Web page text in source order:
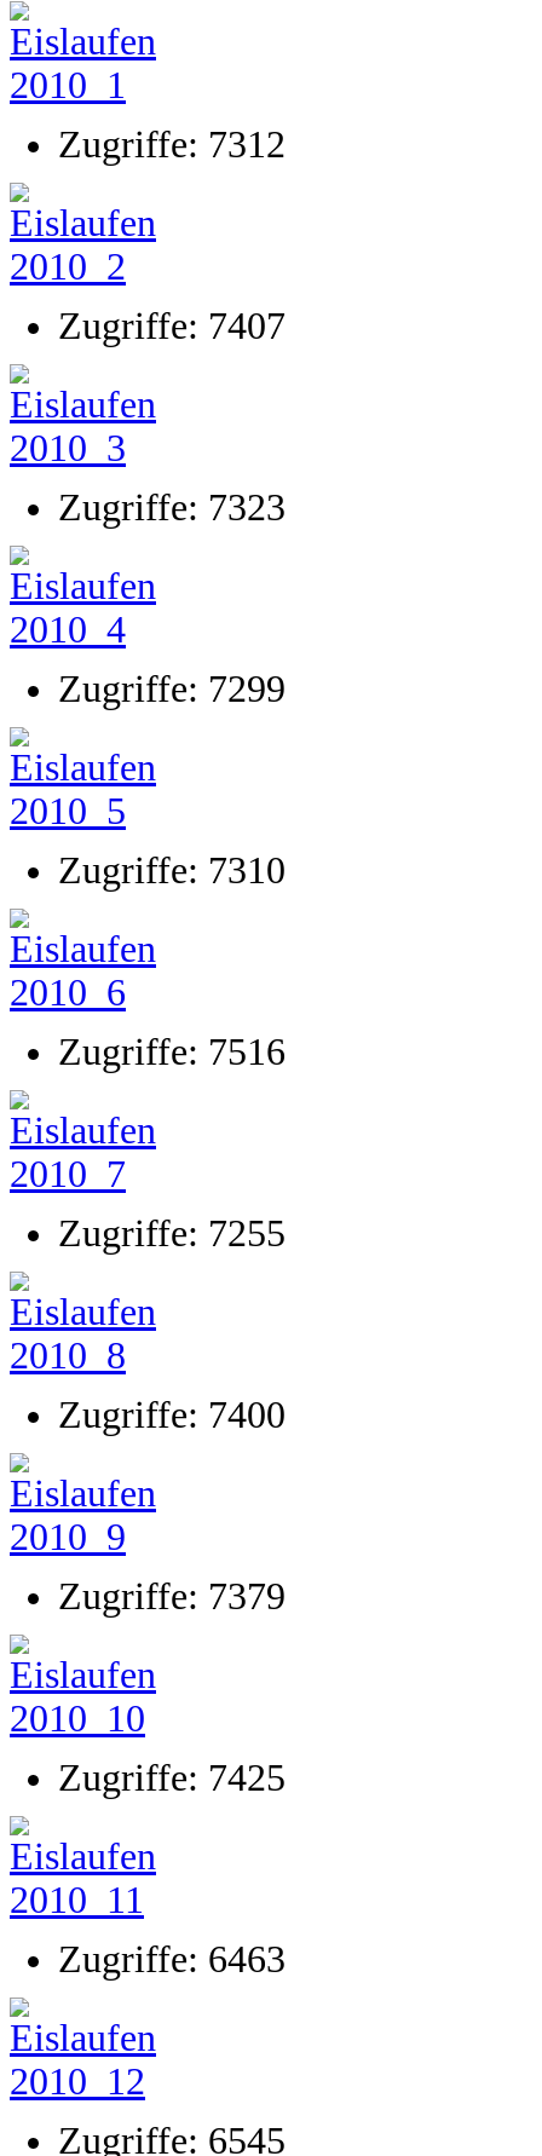
Zugriffe: 7312
Zugriffe: 7407
Zugriffe: 7323
Zugriffe: 7299
Zugriffe: 7310
Zugriffe: 7516
Zugriffe: 7255
Zugriffe: 7400
Zugriffe: 7379
Zugriffe: 7425
Zugriffe: 6463
Zugriffe: 6545